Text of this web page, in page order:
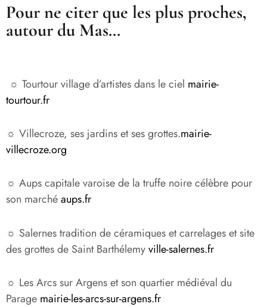
Pour ne citer que les plus proches,
autour du Mas…
☼ Tourtour village d’artistes dans le ciel mairie-
tourtour.fr
☼ Villecroze, ses jardins et ses grottes.mairie-
villecroze.org
☼ Aups capitale varoise de la truffe noire célèbre pour
son marchéaups.fr
☼ Salernes tradition de céramiques et carrelages et site
des grottes de Saint Barthélemyville-salernes.fr
☼ Les Arcs sur Argens et son quartier médiéval du
Parage mairie-les-arcs-sur-argens.fr